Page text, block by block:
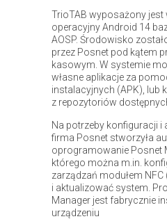
TrioTAB wyposażony
operacyjny Android 14
AOSP. Środowisko
przez Posnet pod kątem
kasowym. W systemie
własne aplikacje za
instalacyjnych (APK), lub
z repozytoriów
Na potrzeby konfiguracji i
firma Posnet stworzyła
oprogramowanie Posnet
którego można m.in.
zarządzań modułem
i aktualizować system.
Manager jest fabrycznie
urządzeniu